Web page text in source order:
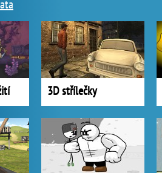
3D střílečky